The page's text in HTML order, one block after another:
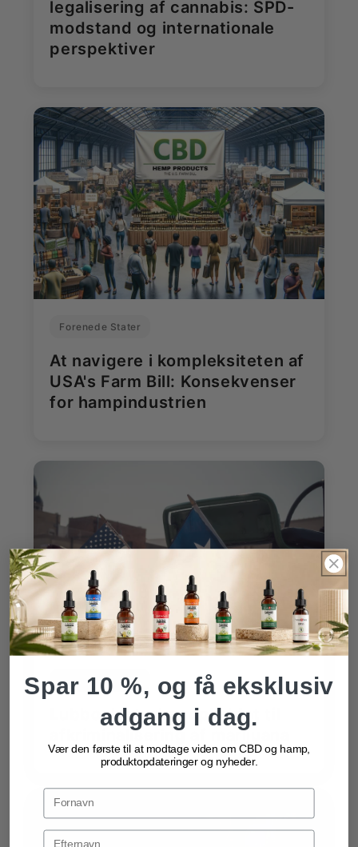
legalisering af cannabis: SPD-
modstand og internationale
perspektiver
Forenede Stater
At navigere i kompleksiteten af
USA's Farm Bill: Konsekvenser
for hampindustrien
Forenede Stater
Lubbock styrker opkaldet til
afkriminalisering af marijuana
Spar 10 %, og få eksklusiv
adgang i dag.
Vær den første til at modtage viden om CBD og hamp,
produktopdateringer og nyheder.